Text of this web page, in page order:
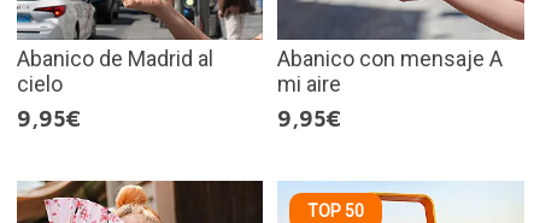
Abanico de Madrid al
cielo
9,95€
Abanico con mensaje A
mi aire
9,95€
TOP 50